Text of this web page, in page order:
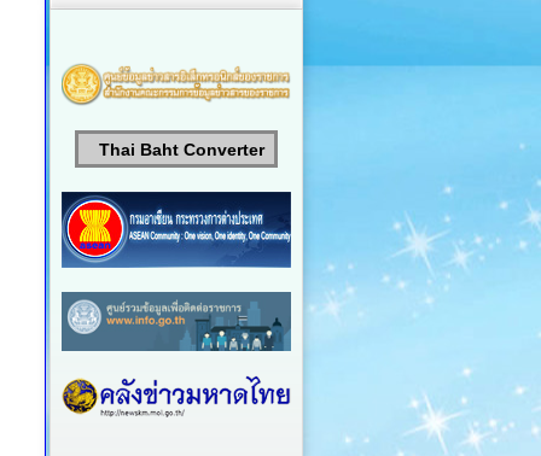
Thai Baht Converter